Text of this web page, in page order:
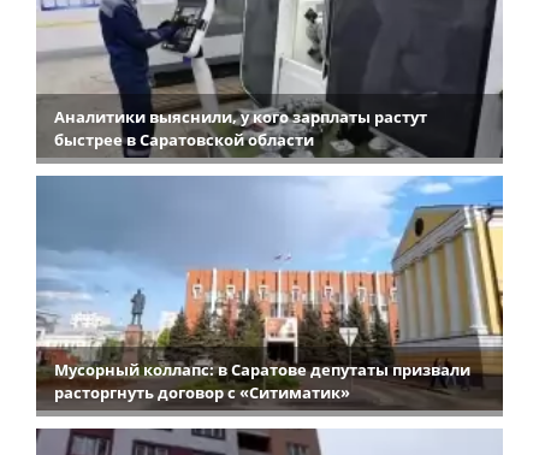
Аналитики выяснили, у кого зарплаты растут
быстрее в Саратовской области
Мусорный коллапс: в Саратове депутаты призвали
расторгнуть договор с «Ситиматик»